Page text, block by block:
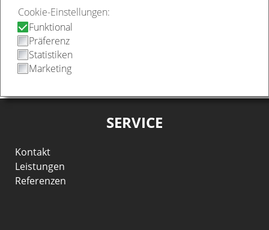
Cookie-Einstellungen:
Funktional
Präferenz
Statistiken
Marketing
E-Mail
info@brockmann-fahrzeugtechnik.de
SERVICE
Kontakt
Leistungen
Referenzen